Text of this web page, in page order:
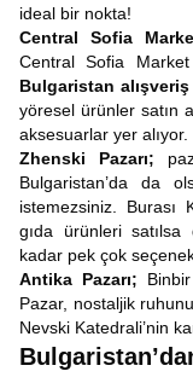
ideal bir nokta!
Central Sofia
Central Sofia
Bulgaristan
yöresel ürünler satın
aksesuarlar yer alıyor.
Zhenski Pazarı;
Bulgaristan’da da
istemezsiniz. Burası
gıda ürünleri
kadar pek çok
Antika Pazarı;
Pazar, nostaljik
Nevski Katedrali’nin